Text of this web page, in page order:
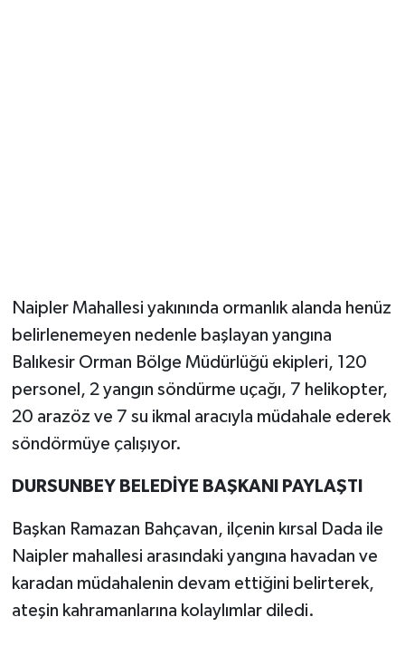
Naipler Mahallesi yakınında ormanlık alanda henüz
belirlenemeyen nedenle başlayan yangına
Balıkesir Orman Bölge Müdürlüğü ekipleri, 120
personel, 2 yangın söndürme uçağı, 7 helikopter,
20 arazöz ve 7 su ikmal aracıyla müdahale ederek
söndörmüye çalışıyor.
DURSUNBEY BELEDİYE BAŞKANI PAYLAŞTI
Başkan Ramazan Bahçavan, ilçenin kırsal Dada ile
Naipler mahallesi arasındaki yangına havadan ve
karadan müdahalenin devam ettiğini belirterek,
ateşin kahramanlarına kolaylımlar diledi.